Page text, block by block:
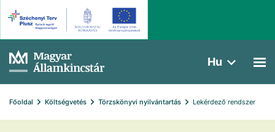
Hu
Főoldal Költségvetés Törzskönyvi nyilvántartás Lekérdező rendszer